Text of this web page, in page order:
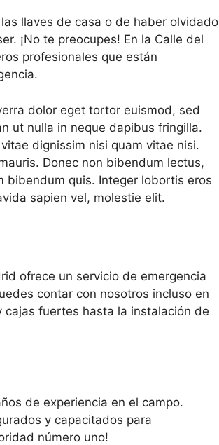
llaves de casa o de haber olvidado
¡No te preocupes! En la Calle del
profesionales que están
dolor eget tortor euismod, sed
ut nulla in neque dapibus fringilla.
dignissim nisi quam vitae nisi.
Donec non bibendum lectus,
bibendum quis. Integer lobortis eros
sapien vel, molestie elit.
ofrece un servicio de emergencia
contar con nosotros incluso en
fuertes hasta la instalación de
de experiencia en el campo.
y capacitados para
número uno!